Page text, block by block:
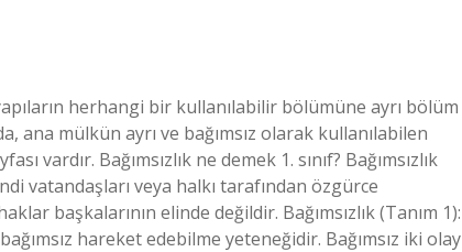
herhangi bir kullanılabilir bölümüne ayrı bölüm
ana mülkün ayrı ve bağımsız olarak kullanılabilen
Bağımsızlık ne demek 1. sınıf? Bağımsızlık
vatandaşları veya halkı tarafından özgürce
başkalarının elinde değildir. Bağımsızlık (Tanım 1):
hareket edebilme yeteneğidir. Bağımsız iki olay